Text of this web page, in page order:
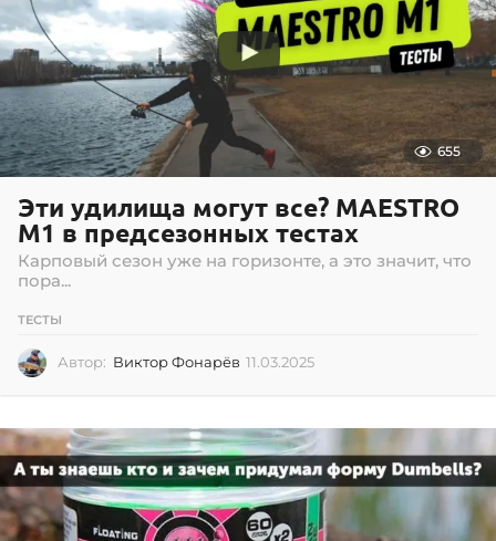
0
2
6
655
Эти удилища могут все? MAESTRO
M1 в предсезонных тестах
Карповый сезон уже на горизонте, а это значит, что
пора...
ТЕСТЫ
Автор: Виктор Фонарёв 11.03.2025
0
3
.
2
0
2